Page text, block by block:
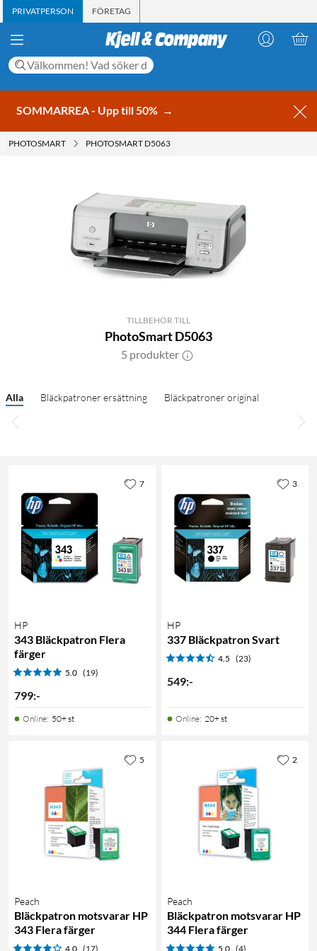
PRIVATPERSON FÖRETAG
SOMMARREA - Upp till 50% →
PHOTOSMART PHOTOSMART D5063
TILLBEHÖR TILL
PhotoSmart D5063
5 produkter
Alla Bläckpatroner ersättning Bläckpatroner original
HP
343 Bläckpatron Flera
färger
5.0 (19)
799:-
Online: 50+ st
7
HP
337 Bläckpatron Svart
4.5 (23)
549:-
Online: 20+ st
3
Peach
Bläckpatron motsvarar HP
343 Flera färger
4.0 (17)
5
Peach
Bläckpatron motsvarar HP
344 Flera färger
5.0 (4)
2